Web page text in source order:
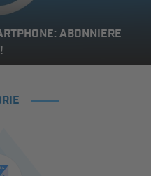
ABONNIERE